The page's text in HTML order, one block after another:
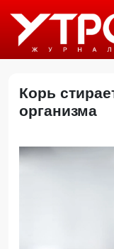
Корь
организма